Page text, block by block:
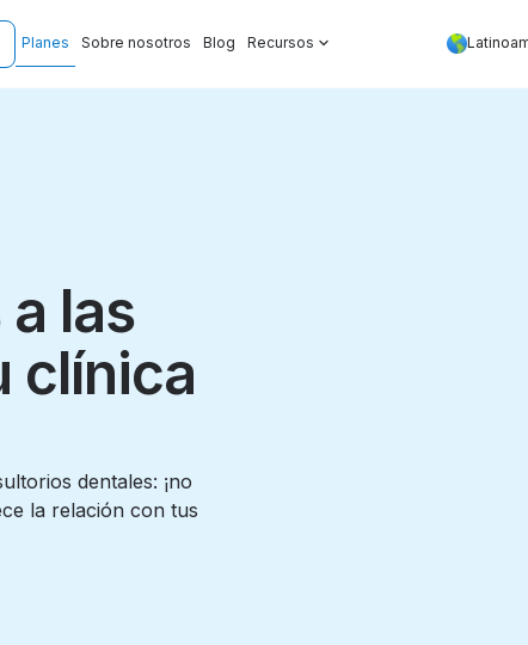
Planes Sobre nosotros Blog Recursos
las
clínica
dentales: ¡no
la relación con tus